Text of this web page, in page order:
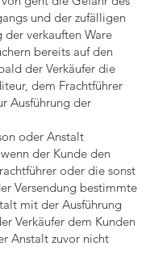
und der zufälligen
der verkauften Ware
bereits auf den
der Verkäufer die
dem Frachtführer
Ausführung der
oder Anstalt
der Kunde den
oder die sonst
Versendung bestimmte
mit der Ausführung
Verkäufer dem Kunden
Anstalt zuvor nicht